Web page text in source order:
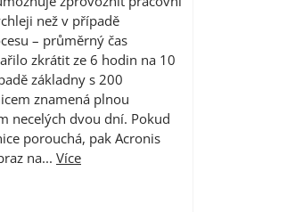
než v případě
– průměrný čas
zkrátit ze 6 hodin na 10
základny s 200
znamená plnou
necelých dvou dní. Pokud
porouchá, pak Acronis
na... Více